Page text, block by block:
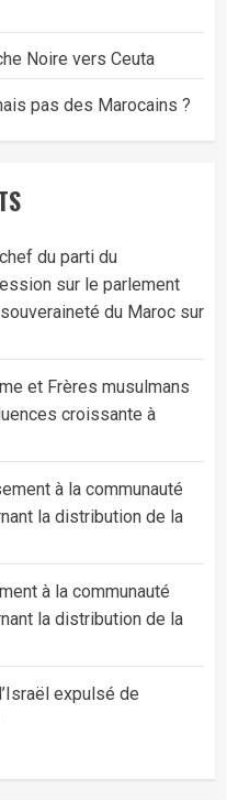
Noire vers Ceuta
pas des Marocains ?
du parti du
sur le parlement
du Maroc sur
et Frères musulmans
croissante à
à la communauté
la distribution de la
à la communauté
la distribution de la
expulsé de